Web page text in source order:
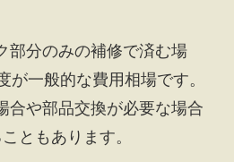
部分のみの補修で済む場
が一般的な費用相場です。
合や部品交換が必要な場合
ともあります。